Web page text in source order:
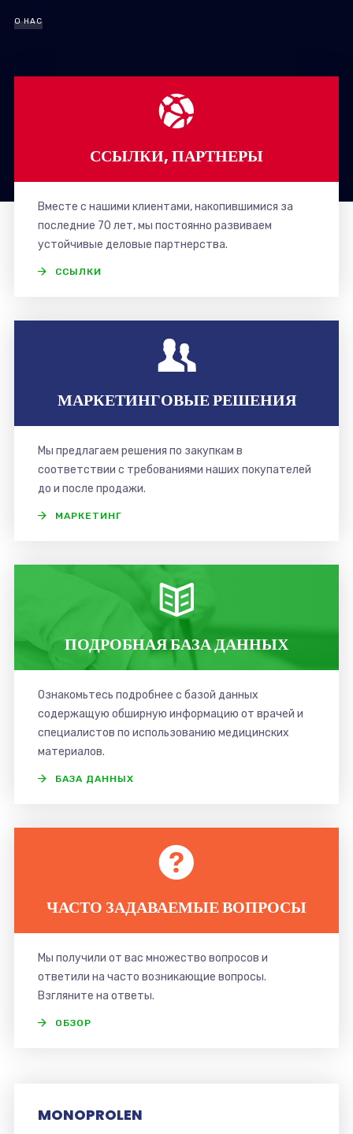
О НАС
ССЫЛКИ, ПАРТНЕРЫ
Вместе с нашими клиентами, накопившимися за
последние 70 лет, мы постоянно развиваем
устойчивые деловые партнерства.
ССЫЛКИ
МАРКЕТИНГОВЫЕ РЕШЕНИЯ
Мы предлагаем решения по закупкам в
соответствии с требованиями наших покупателей
до и после продажи.
МАРКЕТИНГ
ПОДРОБНАЯ БАЗА ДАННЫХ
Ознакомьтесь подробнее с базой данных
содержащую обширную информацию от врачей и
специалистов по использованию медицинских
материалов.
БАЗА ДАННЫХ
ЧАСТО ЗАДАВАЕМЫЕ ВОПРОСЫ
Мы получили от вас множество вопросов и
ответили на часто возникающие вопросы.
Взгляните на ответы.
ОБЗОР
MONOFLORID